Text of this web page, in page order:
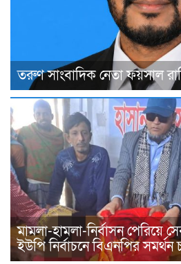
তরুণ সাংবাদিক নেতা ফয়সাল
মামলা-হামলা-নির্বাসন পেরিয়ে
ইউপি নির্বাচনে বিএনপির সমর্থন